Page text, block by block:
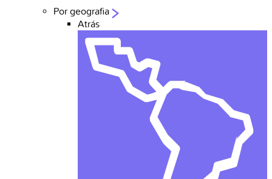
Por geografia
Atrás